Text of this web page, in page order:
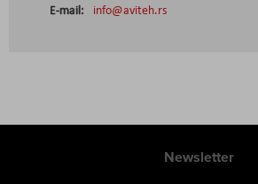
E-mail:
info@aviteh.rs
Newsletter